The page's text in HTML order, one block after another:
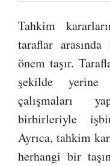
Tahkim
taraflar
önem taşır.
şekilde
çalışmaları
birbirleriyle
Ayrıca, tahkim
herhangi bir